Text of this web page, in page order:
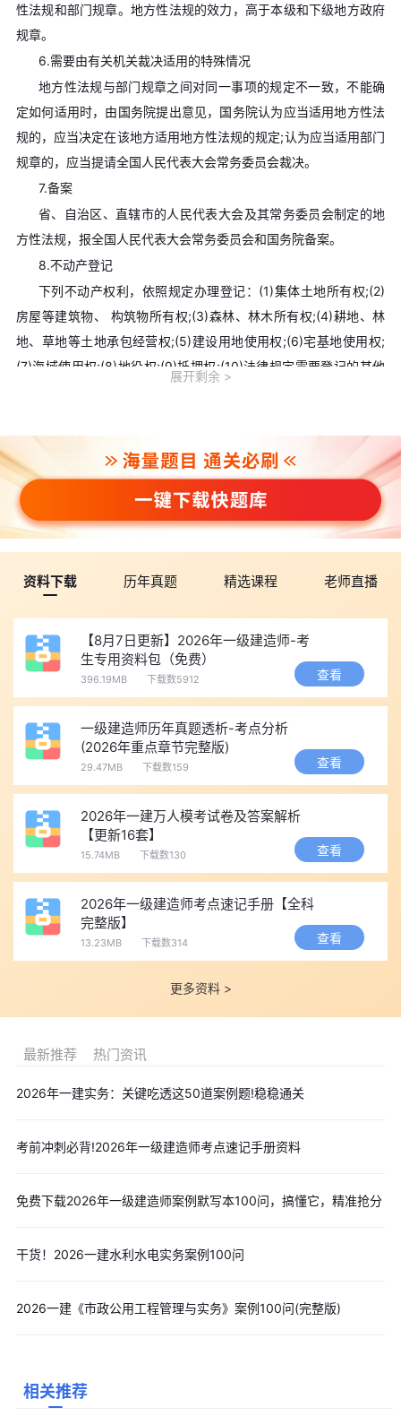
性法规和部门规章。地方性法规的效力，高于本级和下级地方政府
规章。
6.需要由有关机关裁决适用的特殊情况
地方性法规与部门规章之间对同一事项的规定不一致，不能确
定如何适用时，由国务院提出意见，国务院认为应当适用地方性法
规的，应当决定在该地方适用地方性法规的规定;认为应当适用部门
规章的，应当提请全国人民代表大会常务委员会裁决。
7.备案
省、自治区、直辖市的人民代表大会及其常务委员会制定的地
方性法规，报全国人民代表大会常务委员会和国务院备案。
8.不动产登记
下列不动产权利，依照规定办理登记：(1)集体土地所有权;(2)
房屋等建筑物、 构筑物所有权;(3)森林、林木所有权;(4)耕地、林
地、草地等土地承包经营权;(5)建设用地使用权;(6)宅基地使用权;
(7)海域使用权;(8)地役权;(9)抵押权;(10)法律规定需要登记的其他
动产物权的设立和转让，自交付时发生效力，但是法律另有规
定的除外。船舶、航空器和机动车等的物权的设立、变更、转让和
消灭，未经登记，不得对抗善意第三人 。
10.处分权
以上分享部分内容，完整版可点击免费领取>>
2026年一级建
造师必背300句
二、一级建造师考试时间
2026年一级建造师考试定于9月12日至13日举行，具体时间和
科目为：
9月12日
上午 9﹕00--11﹕00 建设工程经济
下午 14﹕00--17﹕00 建设工程法规及相关知识
下午14﹕00--18﹕00 专业工程管理与实务(10个专业)
📌 考生已进入冲刺阶段，考生可免费领：
60天抢分冲刺会 丨
色笔记丨历年真题
三、一级建造师准考证打印时间
各地区具体准考证打印时间不同，考生在规定时间内登录中国
人事考试网(www.cpta.com.cn)自行下载打印准考证，并按准考证
中载明的时间、地点参加考试。
时我们会及时通知考生2026年一级建造师准考证打印时间、考试时
间，助您顺利参加考试。
内容，希望能帮到大家。为考生更好的冲刺备考一级建造师考试，
真题等资料，您可点击下方按钮免费下载领取资料。
展开剩余
资料下载 历年真题 精选课程 老师直播
【8月7日更新】2026年一级建造师-考
生专用资料包（免费）
396.19MB 下载数5912 查看
一级建造师历年真题透析-考点分析
(2026年重点章节完整版)
29.47MB 下载数159 查看
2026年一建万人模考试卷及答案解析
【更新16套】
15.74MB 下载数130 查看
2026年一级建造师考点速记手册【全科
完整版】
13.23MB 下载数314 查看
更多资料 >
最新推荐 热门资讯
2026年一建实务：关键吃透这50道案例题!稳稳通关
考前冲刺必背!2026年一级建造师考点速记手册资料
免费下载2026年一级建造师案例默写本100问，搞懂它，精准抢分
干货！2026一建水利水电实务案例100问
2026一建《市政公用工程管理与实务》案例100问(完整版)
相关推荐